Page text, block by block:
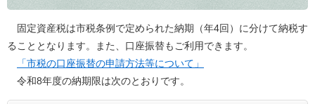
固定資産税は市税条例で定められた納期（年4回）に分けて納税す
ることとなります。また、口座振替もご利用できます。
「市税の口座振替の申請方法等について」
令和8年度の納期限は次のとおりです。